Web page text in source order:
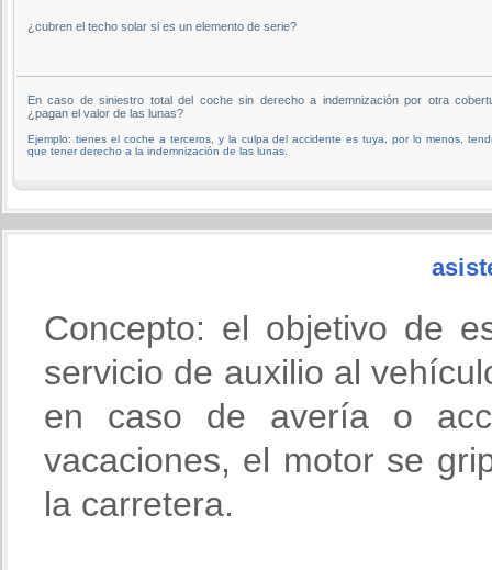
¿cubren el techo solar si es un elemento de serie?
En caso de siniestro total del coche sin derecho a indemnización por otra
¿pagan el valor de las lunas?
Ejemplo: tienes el coche a terceros, y la culpa del accidente es tuya, por lo menos,
que tener derecho a la indemnización de las lunas.
Concepto: el objetivo de
servicio de auxilio al
en caso de avería o
vacaciones, el motor se
la carretera.